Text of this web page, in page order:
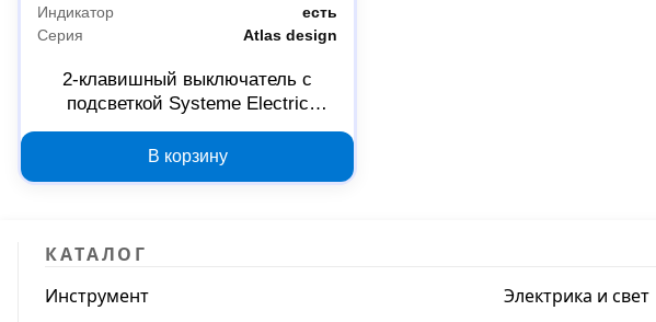
Индикатор
есть
Серия
Atlas design
2-клавишный выключатель с
подсветкой Systeme Electric
AtlasDesign изумрудный ATN000853
В корзину
КАТАЛОГ
Инструмент
Электрика и свет